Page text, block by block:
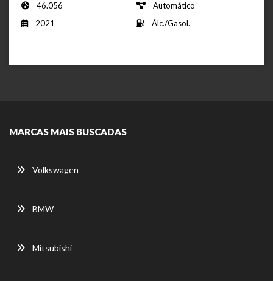
46.056
Automático
2021
Álc./Gasol.
MARCAS MAIS BUSCADAS
Volkswagen
BMW
Mitsubishi